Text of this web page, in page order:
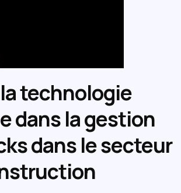
technologie
dans la gestion
dans le secteur